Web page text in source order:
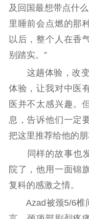
统计分析
电影
服务
及回国最想带点什
里睡前会点燃的那
以后，整个人在香
别踏实。”
这趟体验，改变
体验，让我对中医
医并不太感兴趣。
息，告诉他们一定
把这里推荐给他的朋
同样的故事也发
院了，他用一面锦
复科的感激之情。
Azad被颈5/6椎